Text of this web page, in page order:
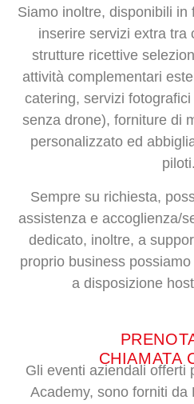
Siamo inoltre, disponibili in
inserire servizi extra tra
strutture ricettive
attività complementari
catering, servizi
senza drone), forniture di
personalizzato ed
piloti.
Sempre su richiesta,
assistenza e accoglienza/
dedicato, inoltre, a
proprio business
a disposizione
CHIAMATA
Gli eventi aziendali offerti
Academy, sono forniti da